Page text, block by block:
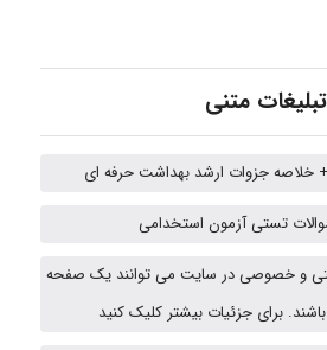
HaddadiMahsa
nima5534
تبلیغات متنی
تستی آزمون استخدامی
و خصوصی در سایت می توانند یک صفحه
برای جزئیات بیشتر کلیک کنید